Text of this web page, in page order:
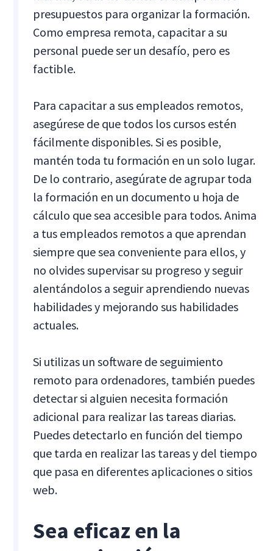
presupuestos para organizar la formación.
Como empresa remota, capacitar a su
personal puede ser un desafío, pero es
factible.
Para capacitar a sus empleados remotos,
asegúrese de que todos los cursos estén
fácilmente disponibles. Si es posible,
mantén toda tu formación en un solo lugar.
De lo contrario, asegúrate de agrupar toda
la formación en un documento u hoja de
cálculo que sea accesible para todos. Anima
a tus empleados remotos a que aprendan
siempre que sea conveniente para ellos, y
no olvides supervisar su progreso y seguir
alentándolos a seguir aprendiendo nuevas
habilidades y mejorando sus habilidades
actuales.
Si utilizas un software de seguimiento
remoto para ordenadores, también puedes
detectar si alguien necesita formación
adicional para realizar las tareas diarias.
Puedes detectarlo en función del tiempo
que tarda en realizar las tareas y del tiempo
que pasa en diferentes aplicaciones o sitios
web.
Sea eficaz en la